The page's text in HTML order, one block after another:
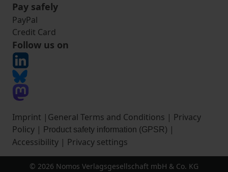
Pay safely
PayPal
Credit Card
Follow us on
Imprint | General Terms and Conditions | Privacy
Policy | Product safety information (GPSR) |
Accessibility | Privacy settings
© 2026 Nomos Verlagsgesellschaft mbH & Co. KG